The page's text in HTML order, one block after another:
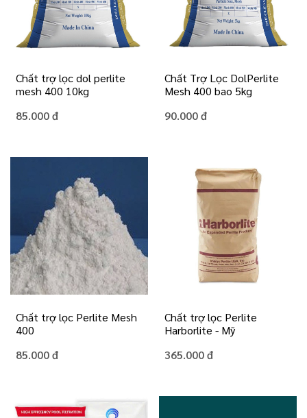
Chất trợ lọc dol perlite
mesh 400 10kg
85.000 đ
Chất Trợ Lọc DolPerlite
Mesh 400 bao 5kg
90.000 đ
Chất trợ lọc Perlite Mesh
400
85.000 đ
Chất trợ lọc Perlite
Harborlite - Mỹ
365.000 đ